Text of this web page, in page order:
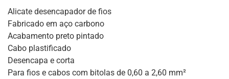
Alicate desencapador de fios
Fabricado em aço carbono
Acabamento preto pintado
Cabo plastificado
Desencapa e corta
Para fios e cabos com bitolas de 0,60 a 2,60 mm²